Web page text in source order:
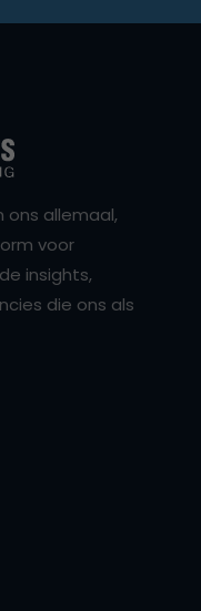
allemaal,
voor
insights,
die ons als